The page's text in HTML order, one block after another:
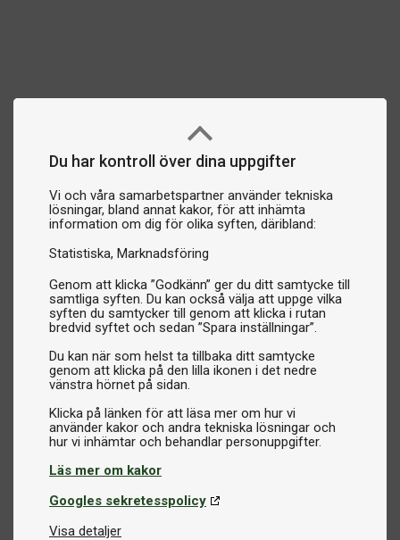
Du har kontroll över dina uppgifter
Vi och våra samarbetspartner använder tekniska
lösningar, bland annat kakor, för att inhämta
information om dig för olika syften, däribland:
Statistiska Marknadsföring
Genom att klicka ”Godkänn” ger du ditt samtycke till
samtliga syften. Du kan också välja att uppge vilka
syften du samtycker till genom att klicka i rutan
bredvid syftet och sedan ”Spara inställningar”.
Du kan när som helst ta tillbaka ditt samtycke
genom att klicka på den lilla ikonen i det nedre
vänstra hörnet på sidan.
Klicka på länken för att läsa mer om hur vi
använder kakor och andra tekniska lösningar och
Läs mer om kakor
Googles sekretesspolicy
Visa detaljer